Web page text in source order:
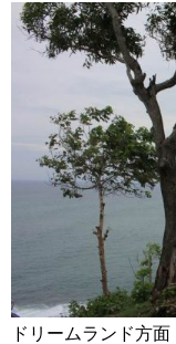
ドリームランド方面